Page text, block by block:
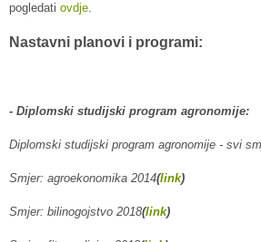
pogledati ovdje.
Nastavni planovi i programi:
- Diplomski studijski program agronomije:
Diplomski studijski program agronomije - svi
Smjer: agroekonomika 2014(link)
Smjer: bilinogojstvo 2018(link)